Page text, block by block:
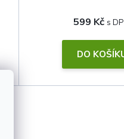
599 Kč
DO